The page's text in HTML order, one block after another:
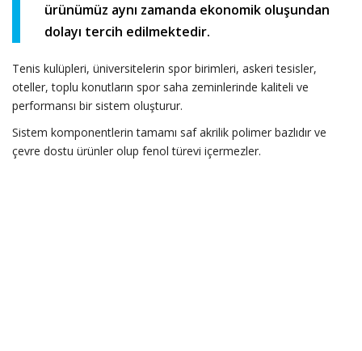
ürünümüz aynı zamanda ekonomik oluşundan
dolayı tercih edilmektedir.
Tenis kulüpleri, üniversitelerin spor birimleri, askeri tesisler,
oteller, toplu konutların spor saha zeminlerinde kaliteli ve
performansı bir sistem oluşturur.
Sistem komponentlerin tamamı saf akrilik polimer bazlıdır ve
çevre dostu ürünler olup fenol türevi içermezler.